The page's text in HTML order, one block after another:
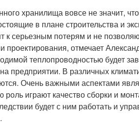
хранилища вовсе не значит,
в плане строительства и
к серьезным потерям и не
проектирования, отмечает
теплопроводностью будет
предприятии. В различных
Очень важными аспектами
играют качество сборки и
будет с ним работать и